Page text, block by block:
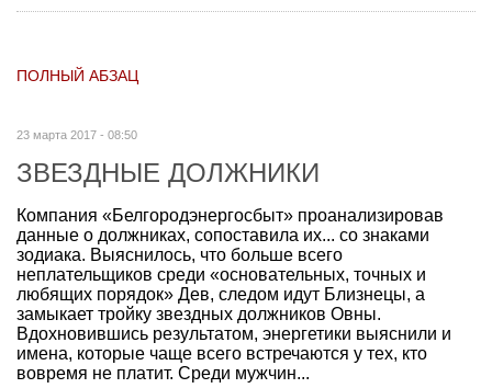
ПОЛНЫЙ АБЗАЦ
23 марта 2017 - 08:50
ЗВЕЗДНЫЕ ДОЛЖНИКИ
Компания «Белгородэнергосбыт» проанализировав
данные о должниках, сопоставила их... со знаками
зодиака. Выяснилось, что больше всего
неплательщиков среди «основательных, точных и
любящих порядок» Дев, следом идут Близнецы, а
замыкает тройку звездных должников Овны.
Вдохновившись результатом, энергетики выяснили и
имена, которые чаще всего встречаются у тех, кто
вовремя не платит. Среди мужчин...